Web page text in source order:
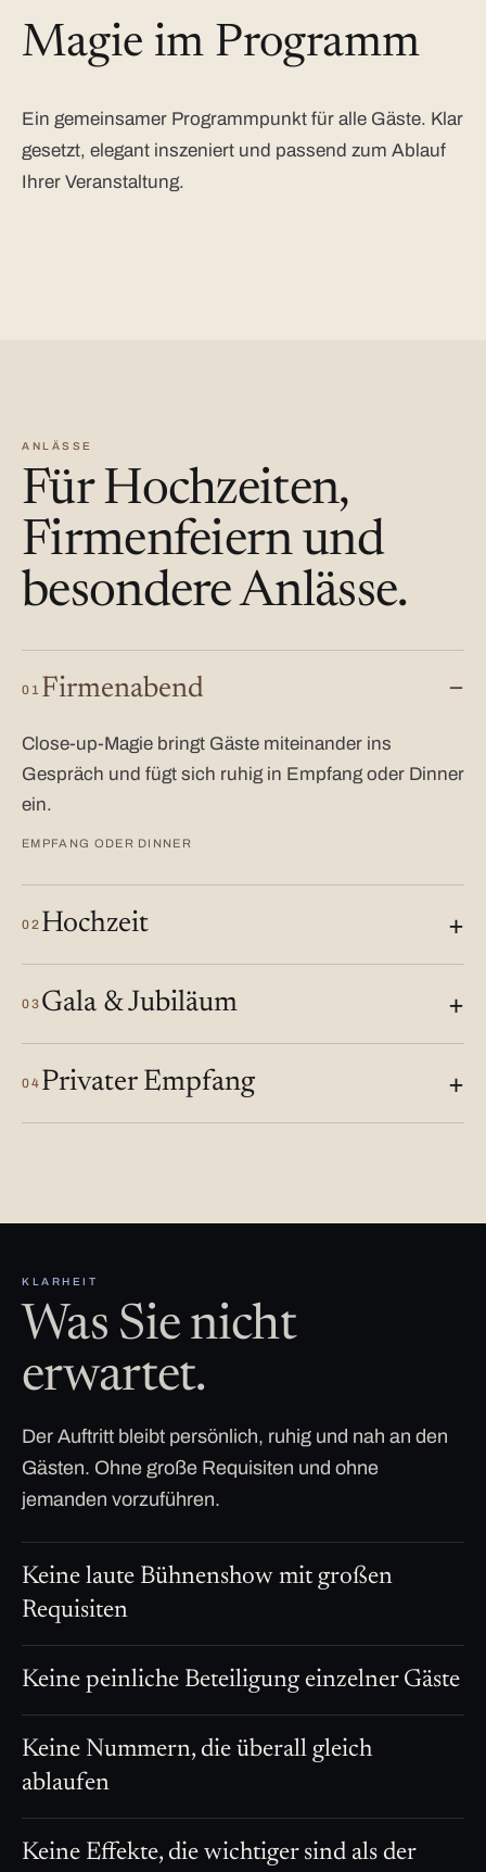
Magie im Programm
Ein gemeinsamer Programmpunkt für alle Gäste. Klar
gesetzt, elegant inszeniert und passend zum Ablauf
Ihrer Veranstaltung.
ANLÄSSE
Für Hochzeiten,
Firmenfeiern und
besondere Anlässe.
01 Firmenabend
Close-up-Magie bringt Gäste miteinander ins
Gespräch und fügt sich ruhig in Empfang oder Dinner
ein.
EMPFANG ODER DINNER
02 Hochzeit
03 Gala & Jubiläum
04 Privater Empfang
KLARHEIT
Was Sie nicht
erwartet.
Der Auftritt bleibt persönlich, ruhig und nah an den
Gästen. Ohne große Requisiten und ohne
jemanden vorzuführen.
Keine laute Bühnenshow mit großen
Requisiten
Keine peinliche Beteiligung einzelner Gäste
Keine Nummern, die überall gleich
ablaufen
Keine Effekte, die wichtiger sind als der